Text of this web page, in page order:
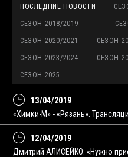
ПОСЛЕДНИЕ НОВОСТИ
СЕЗОН 2018/2019
СЕЗОН 2020/2021 СЕЗОН
СЕЗОН 2023/2024 СЕЗОН
СЕЗОН 2025
13/04/2019
«Химки-М» - «Рязань».
12/04/2019
Дмитрий АЛИСЕЙКО: «Нужно